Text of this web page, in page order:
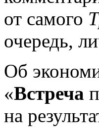
от самого
очередь,
Об
«Встреча
на